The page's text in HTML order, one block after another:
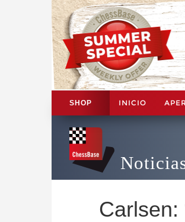
SHOP INICIO
Carlsen: